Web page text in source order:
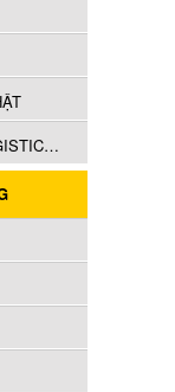
CÔNG TY CỔ PHẦN DỊCH VỤ LOGISTICS THÀNH THÀNH CÔNG